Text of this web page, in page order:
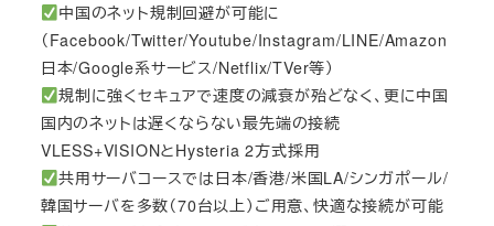
中国のネット規制回避が可能に
（Facebook/Twitter/Youtube/Instagram/LINE/Amazon
日本/Google系サービス/Netflix/TVer等）
規制に強くセキュアで速度の減衰が殆どなく、更に中国
国内のネットは遅くならない最先端の接続
VLESS+VISIONとHysteria 2方式採用
共用サーバコースでは日本/香港/米国LA/シンガポール/
韓国サーバを多数（70台以上）ご用意、快適な接続が可能